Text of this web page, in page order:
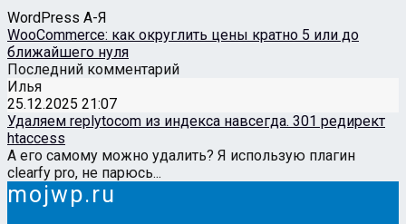
WordPress А-Я
WooCommerce: как округлить цены кратно 5 или до
ближайшего нуля
Последний комментарий
Илья
25.12.2025 21:07
Удаляем replytocom из индекса навсегда. 301 редирект
htaccess
А его самому можно удалить? Я использую плагин
clearfy pro, не парюсь...
mojwp.ru